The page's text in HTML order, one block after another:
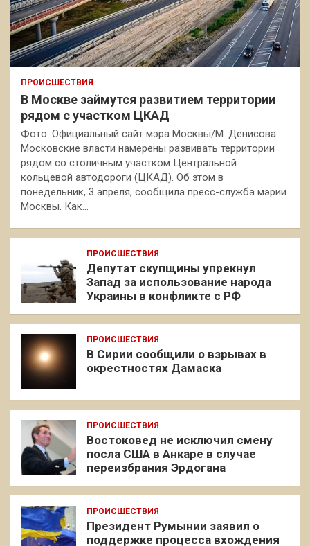
ПРОИСШЕСТВИЯ
В Москве займутся развитием территории
рядом с участком ЦКАД
Фото: Официальный сайт мэра Москвы/М. Денисова
Московские власти намерены развивать территории
рядом со столичным участком Центральной
кольцевой автодороги (ЦКАД). Об этом в
понедельник, 3 апреля, сообщила пресс-служба мэрии
Москвы. Как…
ПРОИСШЕСТВИЯ
Депутат скупщины упрекнул
Запад за использование народа
Украины в конфликте с РФ
ПРОИСШЕСТВИЯ
В Сирии сообщили о взрывах в
окрестностях Дамаска
ПРОИСШЕСТВИЯ
Востоковед не исключил смену
посла США в Анкаре в случае
переизбрания Эрдогана
ПРОИСШЕСТВИЯ
Президент Румынии заявил о
поддержке процесса вхождения